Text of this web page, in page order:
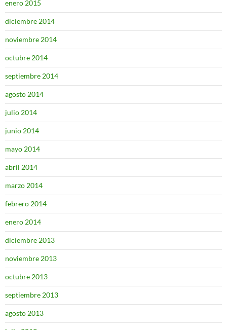
enero 2015
diciembre 2014
noviembre 2014
octubre 2014
septiembre 2014
agosto 2014
julio 2014
junio 2014
mayo 2014
abril 2014
marzo 2014
febrero 2014
enero 2014
diciembre 2013
noviembre 2013
octubre 2013
septiembre 2013
agosto 2013